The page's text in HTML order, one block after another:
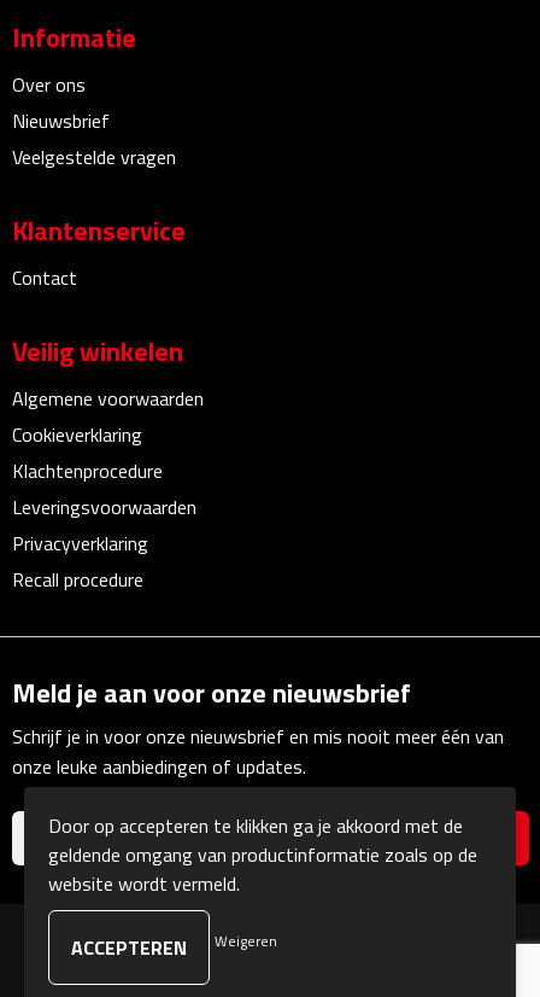
Bureau organizers
Bureau ventilatoren
Briefopeners
Gummen
Linialen
Magneten
Muismatten
Pennenhouders
Puntenslijpers
Rekenmachines
Document- & Schrijfmappen
Documentmappen
Informatie
Over ons
Nieuwsbrief
Veelgestelde vragen
Klantenservice
Contact
Veilig winkelen
Algemene voorwaarden
Cookieverklaring
Klachtenprocedure
Leveringsvoorwaarden
Privacyverklaring
Recall procedure
Meld je aan voor onze nieuwsbrief
Schrijf je in voor onze nieuwsbrief en mis nooit meer één van
onze leuke aanbiedingen of updates.
© Copyright Kranengeschenken 2026
Door op accepteren te klikken ga je akkoord met de
geldende omgang van productinformatie zoals op de
website wordt vermeld.
Weigeren